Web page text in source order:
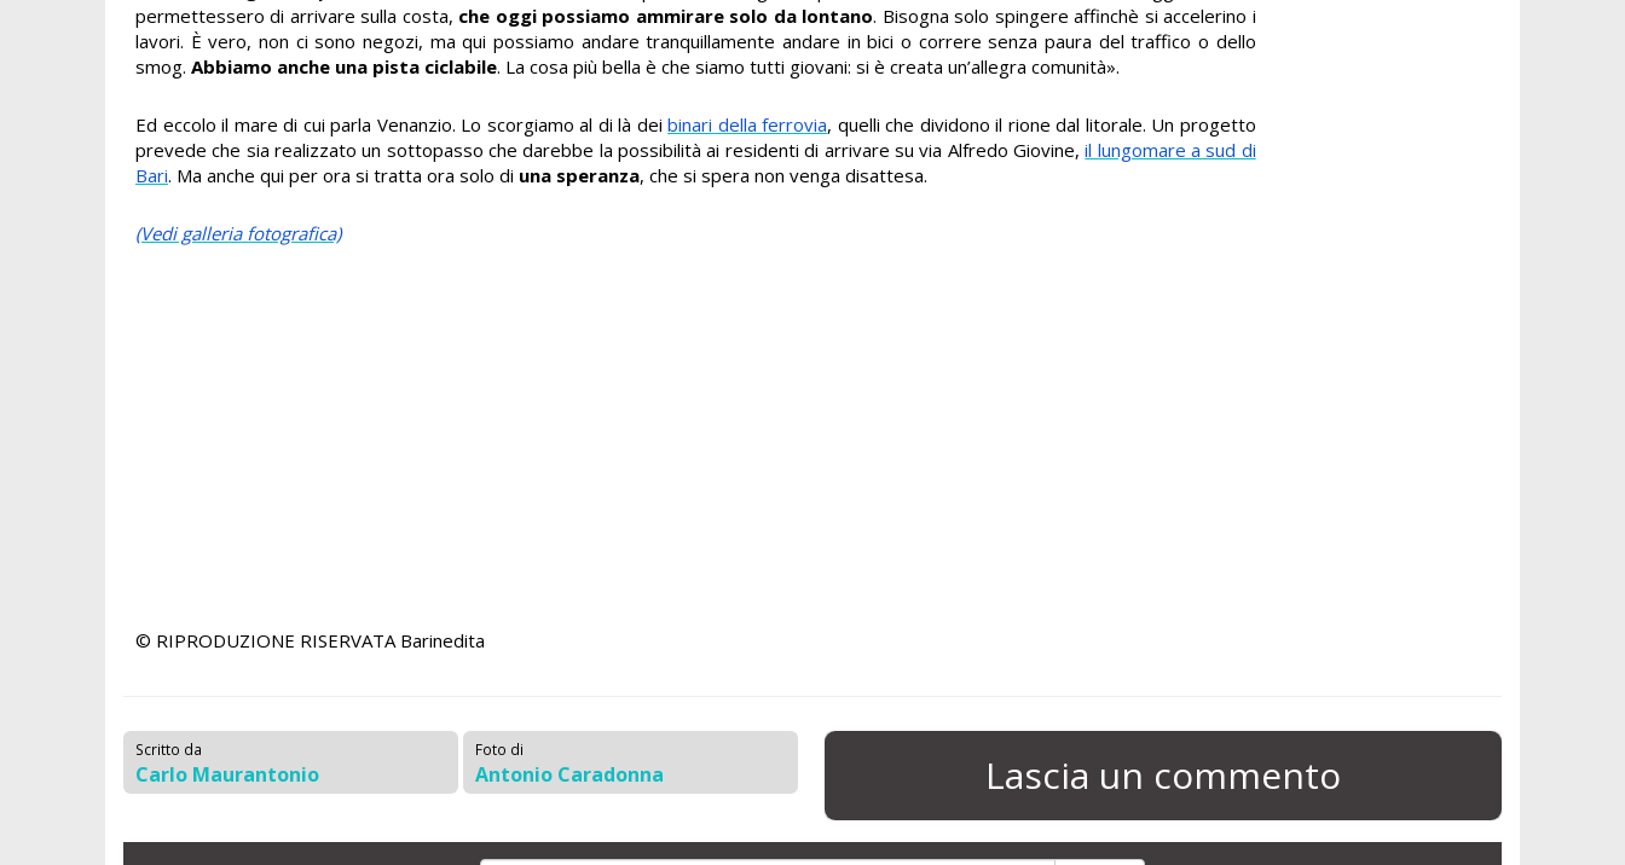
permettessero di arrivare sulla costa, che oggi possiamo ammirare solo da lontano. Bisogna solo spingere affinchè si accelerino i
lavori. È vero, non ci sono negozi, ma qui possiamo andare tranquillamente andare in bici o correre senza paura del traffico o dello
smog. Abbiamo anche una pista ciclabile. La cosa più bella è che siamo tutti giovani: si è creata un’allegra comunità».
Ed eccolo il mare di cui parla Venanzio. Lo scorgiamo al di là deibinari della ferrovia, quelli che dividono il rione dal litorale. Un progetto
prevede che sia realizzato un sottopasso che darebbe la possibilità ai residenti di arrivare su via Alfredo Giovine,il lungomare a sud di
Bari. Ma anche qui per ora si tratta ora solo di una speranza, che si spera non venga disattesa.
(Vedi galleria fotografica)
© RIPRODUZIONE RISERVATA Barinedita
Scritto da
Carlo Maurantonio
Foto di
Antonio Caradonna Lascia un commento